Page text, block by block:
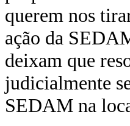
querem nos
ação da
deixam que
judicialmente
SEDAM na